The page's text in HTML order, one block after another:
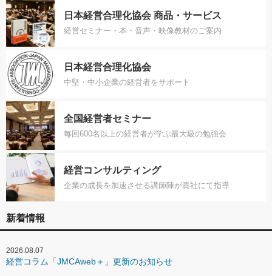
日本経営合理化協会 商品・サービス
経営セミナー・本・音声・映像教材のご案内
日本経営合理化協会
中堅・中小企業の経営者をサポート
全国経営者セミナー
毎回600名以上の経営者が学ぶ最大級の勉強会
経営コンサルティング
企業の成長を加速させる講師陣が貴社にて指導
新着情報
2026.08.07
経営コラム「JMCAweb＋」更新のお知らせ